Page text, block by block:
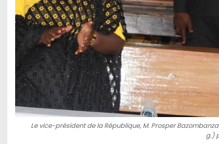
Le vice-président de la République, M. Prosper
g.)